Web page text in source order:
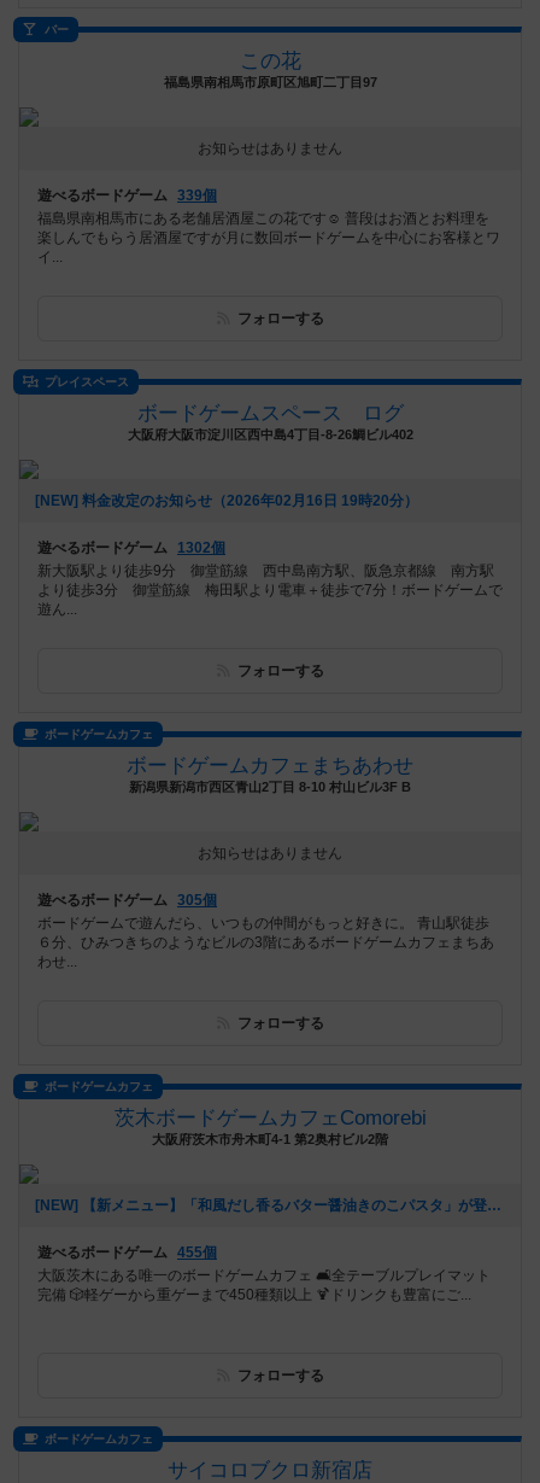
バー
この花
福島県南相馬市原町区旭町二丁目97
お知らせはありません
遊べるボードゲーム 339個
福島県南相馬市にある老舗居酒屋この花です☺️ 普段はお酒とお料理を
楽しんでもらう居酒屋ですが月に数回ボードゲームを中心にお客様とワ
イ...
フォローする
プレイスペース
ボードゲームスペース ログ
大阪府大阪市淀川区西中島4丁目-8-26鯛ビル402
[NEW] 料金改定のお知らせ（2026年02月16日 19時20分）
遊べるボードゲーム
1302個
新大阪駅より徒歩9分 御堂筋線 西中島南方駅、阪急京都線 南方駅
より徒歩3分 御堂筋線 梅田駅より電車＋徒歩で7分！ボードゲームで
遊ん...
フォローする
ボードゲームカフェ
ボードゲームカフェまちあわせ
新潟県新潟市西区青山2丁目 8-10 村山ビル3F B
お知らせはありません
遊べるボードゲーム 305個
ボードゲームで遊んだら、いつもの仲間がもっと好きに。 青山駅徒歩
６分、ひみつきちのようなビルの3階にあるボードゲームカフェまちあ
わせ...
フォローする
ボードゲームカフェ
茨木ボードゲームカフェComorebi
大阪府茨木市舟木町4-1 第2奥村ビル2階
[NEW] 【新メニュー】「和風だし香るバター醤油きのこパスタ」が登場！（2026年01月28日 20時37分）
遊べるボードゲーム 455個
大阪茨木にある唯一のボードゲームカフェ 🛋全テーブルプレイマット
完備 🎲軽ゲーから重ゲーまで450種類以上 🍹ドリンクも豊富にご...
フォローする
ボードゲームカフェ
サイコロブクロ新宿店